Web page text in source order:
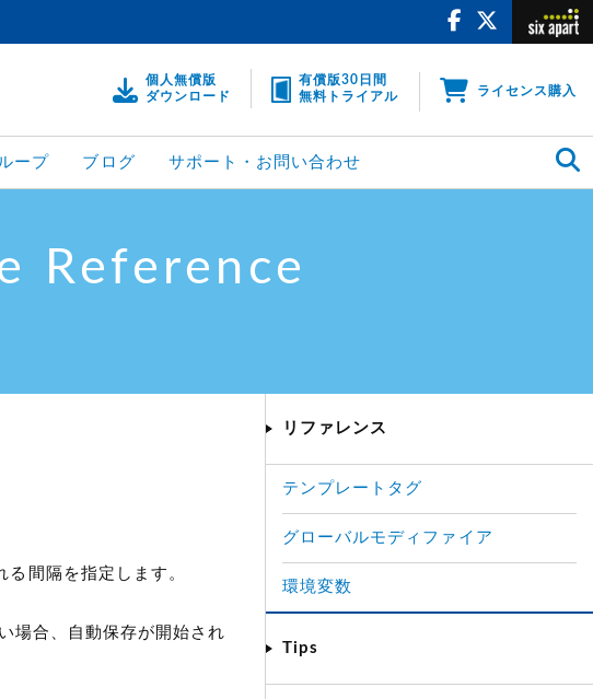
個人無償版
ダウンロード
有償版30日間
無料トライアル
ライセンス購入
ープ ブログ サポート・お問い合わせ
Reference
間隔を指定します。
場合、自動保存が開始され
リファレンス
テンプレートタグ
グローバルモディファイア
環境変数
Tips